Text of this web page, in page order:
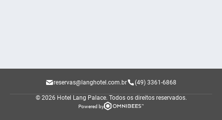
reservas@langhotel.com.br (49) 3361-6868
© 2026 Hotel Lang Palace. Todos os direitos reservados.
Powered by